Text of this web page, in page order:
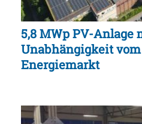
5,8 MWp PV-
Unabhängigkeit
Energiemarkt